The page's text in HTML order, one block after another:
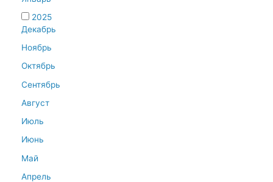
2025
Декабрь
Ноябрь
Октябрь
Сентябрь
Август
Июль
Июнь
Май
Апрель